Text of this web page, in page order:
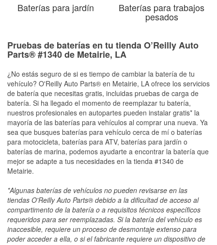
Baterías para jardín Baterías para trabajos
pesados
Pruebas de baterías en tu tienda O’Reilly Auto
Parts® #1340 de Metairie, LA
¿No estás seguro de si es tiempo de cambiar la batería de tu
vehículo? O'Reilly Auto Parts® en Metairie, LA ofrece los servicios
de batería que necesitas gratis, incluidas pruebas de carga de
batería. Si ha llegado el momento de reemplazar tu batería,
nuestros profesionales en autopartes pueden instalar gratis* la
mayoría de las baterías para vehículos al comprar una nueva. Ya
sea que busques baterías para vehículo cerca de mí o baterías
para motocicleta, baterías para ATV, baterías para jardín o
baterías de marina, podemos ayudarte a encontrar la batería que
mejor se adapte a tus necesidades en la tienda #1340 de
Metairie.
*Algunas baterías de vehículos no pueden revisarse en las
tiendas O'Reilly Auto Parts® debido a la dificultad de acceso al
compartimento de la batería o a requisitos técnicos específicos
requeridos para ser reemplazadas. Si la batería del vehículo es
inaccesible, requiere un proceso de desmontaje extenso para
poder acceder a ella, o si el fabricante requiere un dispositivo de